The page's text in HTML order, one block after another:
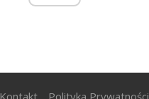
Kontakt Polityka Prywatności